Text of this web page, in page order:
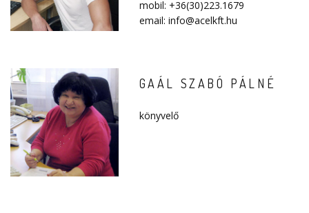
mobil: +36(30)223.1679
email: info@acelkft.hu
GAÁL SZABÓ PÁLNÉ
könyvelő